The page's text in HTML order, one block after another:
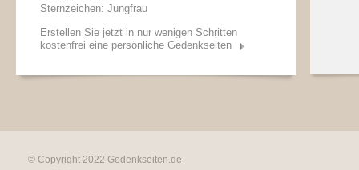
Sternzeichen: Jungfrau
Erstellen Sie jetzt in nur wenigen Schritten
kostenfrei eine persönliche Gedenkseiten
© Copyright 2022 Gedenkseiten.de